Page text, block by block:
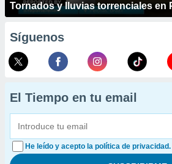
Tornados y lluvias torrenciales en
Síguenos
El Tiempo en tu email
He leído y acepto la política de privacidad.